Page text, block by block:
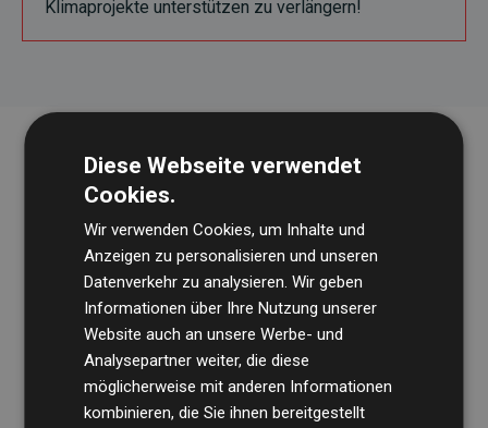
Klimaprojekte unterstützen zu verlängern!
Die Wirtschaftsprüfungsgesellschaft BDOüberprüft
regelmäßig unsere Berechnungen und Methodik, um
Transparenz und Verlässlichkeit sicherzustellen.
Ihre Prüfungen belegen, dass unsere Investitionen in
Diese Webseite verwendet
Cookies.
Wir verwenden Cookies, um Inhalte und
Anzeigen zu personalisieren und unseren
Datenverkehr zu analysieren. Wir geben
Informationen über Ihre Nutzung unserer
Website auch an unsere Werbe- und
Analysepartner weiter, die diese
möglicherweise mit anderen Informationen
kombinieren, die Sie ihnen bereitgestellt